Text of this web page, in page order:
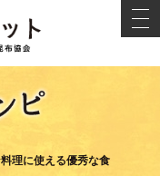
こんぶ
こんぶ
理に使える優秀な食
t
o
g